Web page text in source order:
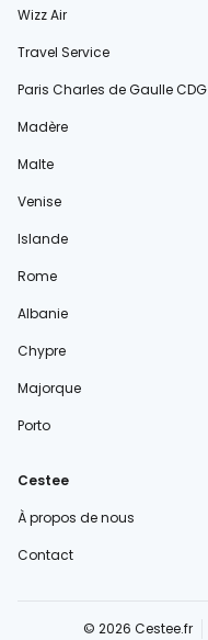
Wizz Air
Travel Service
Paris Charles de Gaulle CDG
Madère
Malte
Venise
Islande
Rome
Albanie
Chypre
Majorque
Porto
Cestee
À propos de nous
Contact
© 2026 Cestee.fr